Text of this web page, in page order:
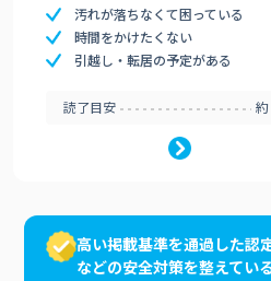
汚れが落ちなくて困っている
時間をかけたくない
引越し・転居の予定がある
読了目安
高い掲載基準を通過した認
などの安全対策を整えてい